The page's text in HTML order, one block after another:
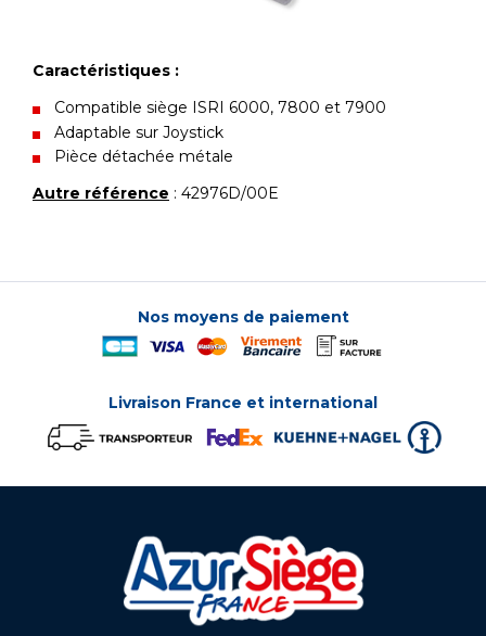
Caractéristiques :
Compatible siège ISRI 6000, 7800 et 7900
Adaptable sur Joystick
Pièce détachée métale
Autre référence : 42976D/00E
Nos moyens de paiement
Livraison France et international